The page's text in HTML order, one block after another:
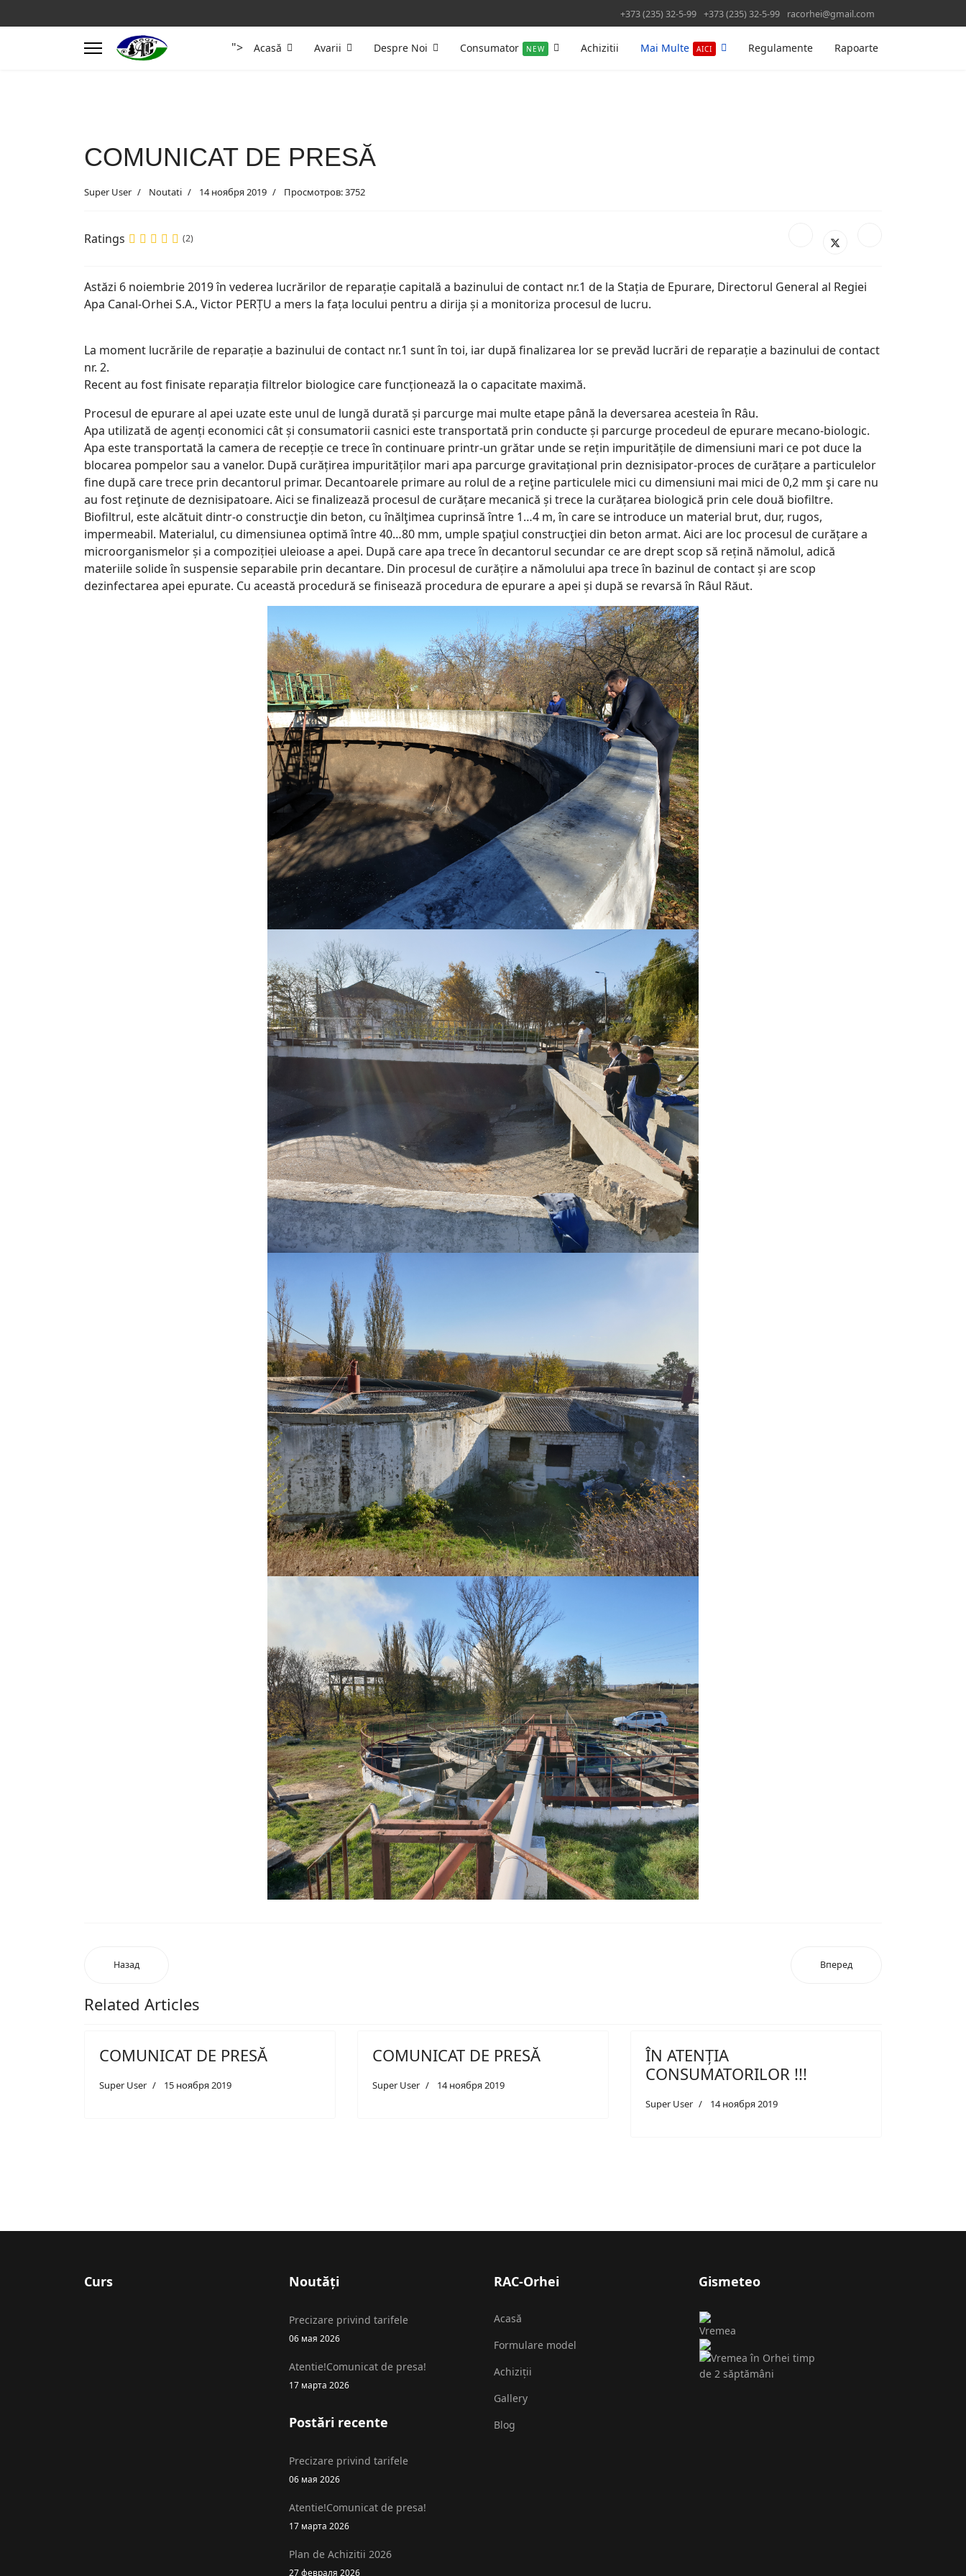
+373 (235) 32-5-99 +373 (235) 32-5-99 racorhei@gmail.com
"> Acasă Avarii Despre Noi Consumator NEW Achizitii Mai Multe AICI Regulamente Rapoarte
COMUNICAT DE PRESĂ
Super User Noutati 14 ноября 2019 Просмотров: 3752
Ratings (2)
Astăzi 6 noiembrie 2019 în vederea lucrărilor de reparație capitală a bazinului de contact nr.1 de la Stația de Epurare, Directorul General al Regiei
Apa Canal-Orhei S.A., Victor PERȚU a mers la fața locului pentru a dirija și a monitoriza procesul de lucru.
La moment lucrările de reparație a bazinului de contact nr.1 sunt în toi, iar după finalizarea lor se prevăd lucrări de reparație a bazinului de contact
nr. 2.
Recent au fost finisate reparația filtrelor biologice care funcționează la o capacitate maximă.
Procesul de epurare al apei uzate este unul de lungă durată și parcurge mai multe etape până la deversarea acesteia în Râu.
Apa utilizată de agenți economici cât și consumatorii casnici este transportată prin conducte și parcurge procedeul de epurare mecano-biologic.
Apa este transportată la camera de recepție ce trece în continuare printr-un grătar unde se rețin impuritățile de dimensiuni mari ce pot duce la
blocarea pompelor sau a vanelor. După curățirea impurităților mari apa parcurge gravitațional prin deznisipator-proces de curățare a particulelor
fine după care trece prin decantorul primar. Decantoarele primare au rolul de a reţine particulele mici cu dimensiuni mai mici de 0,2 mm şi care nu
au fost reţinute de deznisipatoare. Aici se finalizează procesul de curățare mecanică și trece la curățarea biologică prin cele două biofiltre.
Biofiltrul, este alcătuit dintr-o construcţie din beton, cu înălţimea cuprinsă între 1…4 m, în care se introduce un material brut, dur, rugos,
impermeabil. Materialul, cu dimensiunea optimă între 40…80 mm, umple spaţiul construcţiei din beton armat. Aici are loc procesul de curățare a
microorganismelor și a compoziției uleioase a apei. După care apa trece în decantorul secundar ce are drept scop să rețină nămolul, adică
materiile solide în suspensie separabile prin decantare. Din procesul de curățire a nămolului apa trece în bazinul de contact și are scop
dezinfectarea apei epurate. Cu această procedură se finisează procedura de epurare a apei și după se revarsă în Râul Răut.
Назад Вперед
Related Articles
COMUNICAT DE PRESĂ
Super User 15 ноября 2019
COMUNICAT DE PRESĂ
Super User 14 ноября 2019
ÎN ATENȚIA
CONSUMATORILOR !!!
Super User 14 ноября 2019
Curs Noutăți
Precizare privind tarifele
06 мая 2026
Atentie!Comunicat de presa!
17 марта 2026
Postări recente
Precizare privind tarifele
06 мая 2026
Atentie!Comunicat de presa!
17 марта 2026
Plan de Achizitii 2026
27 февраля 2026
RAC-Orhei
Acasă
Formulare model
Achiziții
Gallery
Blog
Gismeteo